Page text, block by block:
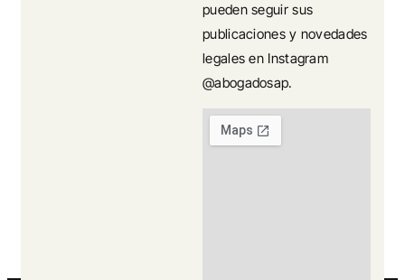
pueden seguir sus
publicaciones y novedades
legales en Instagram
@abogadosap.